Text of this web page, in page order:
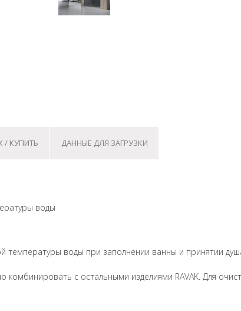
/ КУПИТЬ ДАННЫЕ ДЛЯ ЗАГРУЗКИ
воды
температуры воды при заполнении ванны и принятии
с остальными изделиями RAVAK. Для